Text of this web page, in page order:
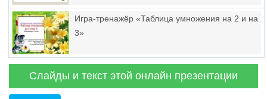
Игра-тренажёр «Таблица умножения на 2 и на
3»
Слайды и текст этой онлайн презентации